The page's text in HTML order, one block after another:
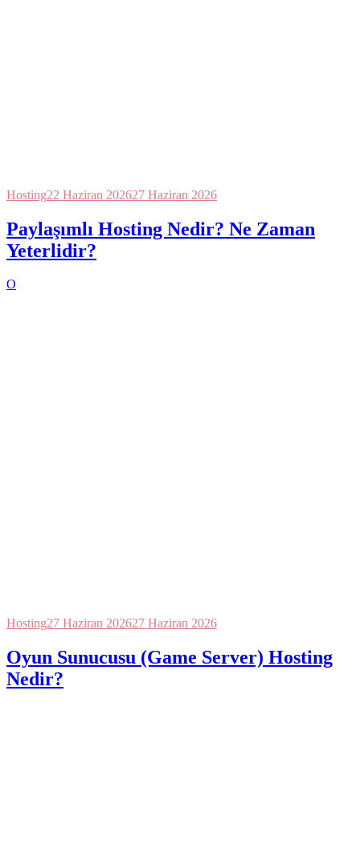
Hosting22 Haziran 202627 Haziran 2026
Paylaşımlı Hosting Nedir? Ne Zaman
Yeterlidir?
O
Hosting27 Haziran 202627 Haziran 2026
Oyun Sunucusu (Game Server) Hosting
Nedir?